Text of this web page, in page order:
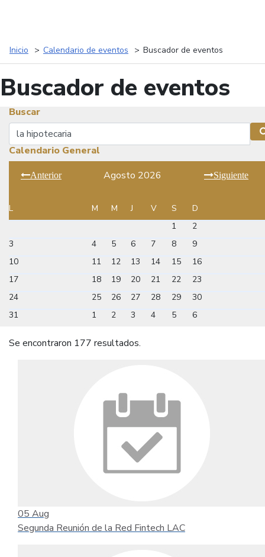
Inicio Calendario de eventos Buscador de eventos
Buscador de eventos
Buscar
Buscar
Calendario General
Anterior Agosto 2026 Siguiente
L M M J V S
D
1
2
3
4 5 6 7 8
9
10
11 12 13 14 15
16
17
18 19 20 21 22
23
24
25 26 27 28 29
30
31
1 2 3 4 5 6
Se encontraron 177 resultados.
05 Aug
Segunda Reunión de la Red Fintech LAC